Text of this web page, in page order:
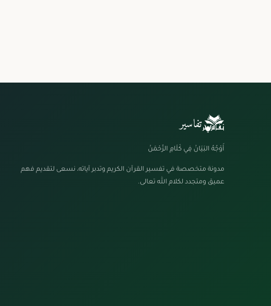
تفاسير
أَوْجُهُ البَيَانْ فِي كَلَامِ الرَّحْمَنْ
مدونة متخصصة في تفسير القرآن الكريم وتدبر آياته، نسعى لتقديم فهم
عميق ومتجدد لكلام الله تعالى.